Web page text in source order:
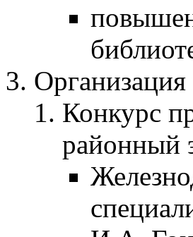
Конкурс
районный